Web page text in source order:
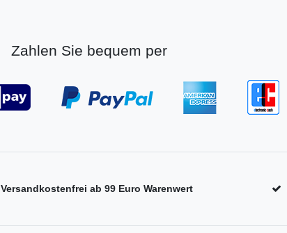
Zahlen Sie bequem per
Versandkostenfrei ab 99 Euro Warenwert